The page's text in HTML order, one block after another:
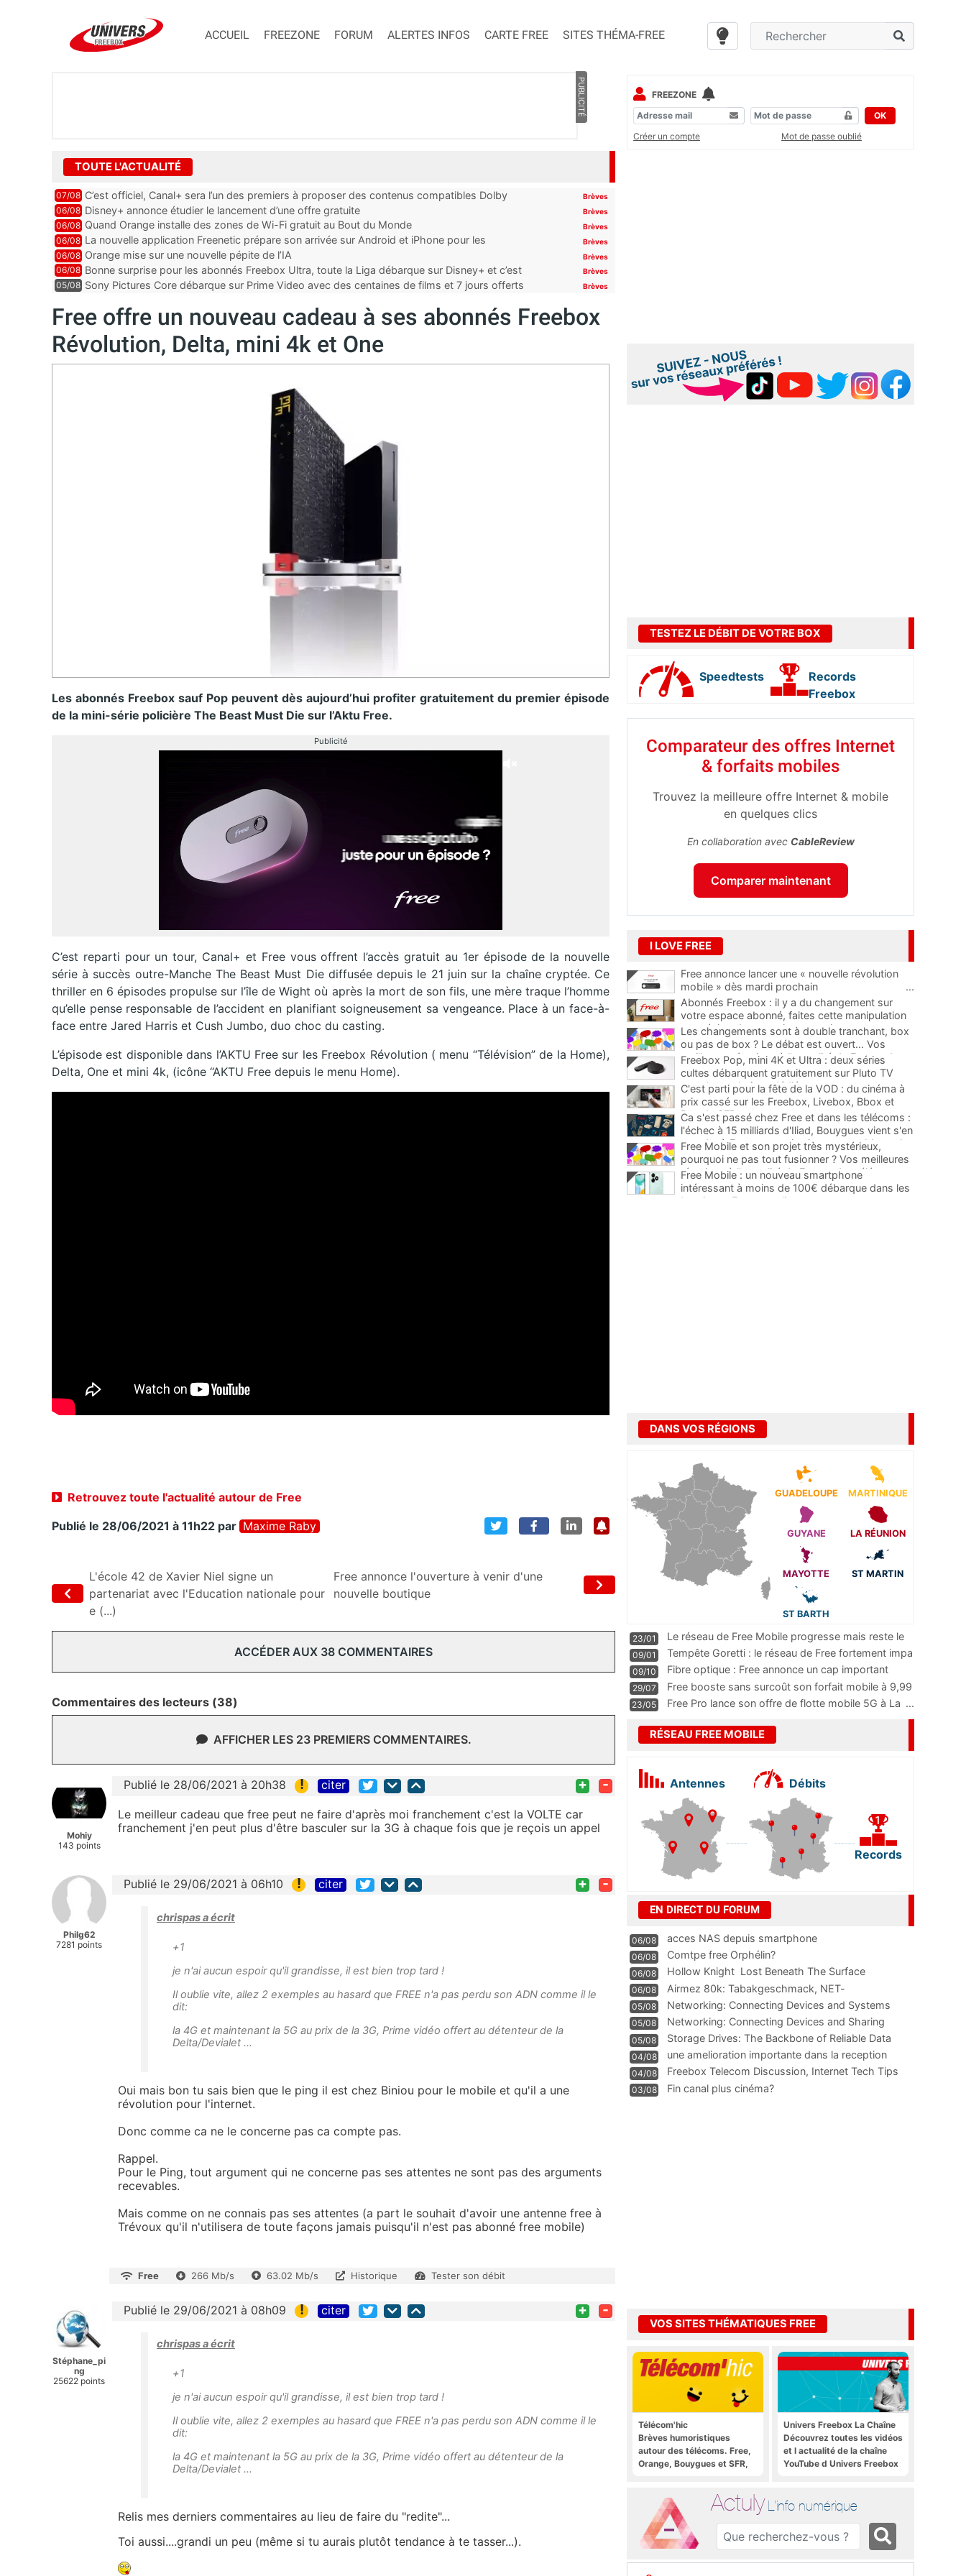
ACCUEIL FREEZONE FORUM ALERTES INFOS CARTE FREE SITES THÉMA-FREE
PUBLICITÉ
TOUTE L'ACTUALITÉ
07/08 C’est officiel, Canal+ sera l’un des premiers à proposer des contenus compatibles Dolby
Vision 2
Brèves
06/08 Disney+ annonce étudier le lancement d’une offre gratuite Brèves
06/08 Quand Orange installe des zones de Wi-Fi gratuit au Bout du Monde Brèves
06/08 La nouvelle application Freenetic prépare son arrivée sur Android et iPhone pour les
abonnés Freebox, testez la
Brèves
06/08 Orange mise sur une nouvelle pépite de l’IA Brèves
06/08 Bonne surprise pour les abonnés Freebox Ultra, toute la Liga débarque sur Disney+ et c’est
inclus
Brèves
05/08 Sony Pictures Core débarque sur Prime Video avec des centaines de films et 7 jours offerts Brèves
Free offre un nouveau cadeau à ses abonnés Freebox
Révolution, Delta, mini 4k et One
Les abonnés Freebox sauf Pop peuvent dès aujourd’hui profiter gratuitement du premier épisode
de la mini-série policière The Beast Must Die sur l’Aktu Free.
Publicité
C’est reparti pour un tour, Canal+ et Free vous offrent l’accès gratuit au 1er épisode de la nouvelle
série à succès outre-Manche The Beast Must Die diffusée depuis le 21 juin sur la chaîne cryptée. Ce
thriller en 6 épisodes propulse sur l’île de Wight où après la mort de son fils, une mère traque l’homme
qu’elle pense responsable de l’accident en planifiant soigneusement sa vengeance. Place à un face-à-
face entre Jared Harris et Cush Jumbo, duo choc du casting.
L’épisode est disponible dans l’AKTU Free sur les Freebox Révolution ( menu “Télévision” de la Home),
Delta, One et mini 4k, (icône “AKTU Free depuis le menu Home).
Retrouvez toute l'actualité autour de Free
Publié le 28/06/2021 à 11h22 par Maxime Raby
L'école 42 de Xavier Niel signe un
partenariat avec l'Education nationale pour
e (...)
Free annonce l'ouverture à venir d'une
nouvelle boutique
ACCÉDER AUX 38 COMMENTAIRES
Commentaires des lecteurs (38)
AFFICHER LES 23 PREMIERS COMMENTAIRES.
Mohiy
143 points
Publié le 28/06/2021 à 20h38 ! citer + -
Le meilleur cadeau que free peut ne faire d'après moi franchement c'est la VOLTE car
franchement j'en peut plus d'être basculer sur la 3G à chaque fois que je reçois un appel
Philg62
7281 points
Publié le 29/06/2021 à 06h10 ! citer + -
chrispas a écrit
+1
je n'ai aucun espoir qu'il grandisse, il est bien trop tard !
Il oublie vite, allez 2 exemples au hasard que FREE n'a pas perdu son ADN comme il le
dit:
la 4G et maintenant la 5G au prix de la 3G, Prime vidéo offert au détenteur de la
Delta/Devialet ...
Oui mais bon tu sais bien que le ping il est chez Biniou pour le mobile et qu'il a une
révolution pour l'internet.
Donc comme ca ne le concerne pas ca compte pas.
Rappel.
Pour le Ping, tout argument qui ne concerne pas ses attentes ne sont pas des arguments
recevables.
Mais comme on ne connais pas ses attentes (a part le souhait d'avoir une antenne free à
Trévoux qu'il n'utilisera de toute façons jamais puisqu'il n'est pas abonné free mobile)
Free 266 Mb/s 63.02 Mb/s Historique Tester son débit
Stéphane_pi
ng
25622 points
Publié le 29/06/2021 à 08h09 ! citer + -
chrispas a écrit
+1
je n'ai aucun espoir qu'il grandisse, il est bien trop tard !
Il oublie vite, allez 2 exemples au hasard que FREE n'a pas perdu son ADN comme il le
dit:
la 4G et maintenant la 5G au prix de la 3G, Prime vidéo offert au détenteur de la
Delta/Devialet ...
Relis mes derniers commentaires au lieu de faire du "redite"...
Toi aussi....grandi un peu (même si tu aurais plutôt tendance à te tasser...).
FREEZONE
OK
Créer un compte
Mot de passe oublié
TESTEZ LE DÉBIT DE VOTRE BOX
Speedtests
Records
Freebox
Comparateur des offres Internet
& forfaits mobiles
Trouvez la meilleure offre Internet & mobile
en quelques clics
En collaboration avec CableReview
Comparer maintenant
I LOVE FREE
Free annonce lancer une « nouvelle révolution
mobile » dès mardi prochain
...
Abonnés Freebox : il y a du changement sur
votre espace abonné, faites cette manipulation
pour éviter de mauvaises surprises
...
Les changements sont à double tranchant, box
ou pas de box ? Le débat est ouvert... Vos
meilleures réactions à l'actualité de Free et des
télécoms
Freebox Pop, mini 4K et Ultra : deux séries
cultes débarquent gratuitement sur Pluto TV
avec leurs chaînes dédiées
C'est parti pour la fête de la VOD : du cinéma à
prix cassé sur les Freebox, Livebox, Bbox et
Box de SFR
...
Ca s'est passé chez Free et dans les télécoms :
l'échec à 15 milliards d'Iliad, Bouygues vient s'en
prendre à Free, un service incontournable sur les
Freebox...
...
Free Mobile et son projet très mystérieux,
pourquoi ne pas tout fusionner ? Vos meilleures
réactions à l'actualité de Free et des télécoms
Free Mobile : un nouveau smartphone
intéressant à moins de 100€ débarque dans les
boutiques Free et en ligne
DANS VOS RÉGIONS
GUADELOUPE MARTINIQUE
GUYANE LA RÉUNION
MAYOTTE ST MARTIN
ST BARTH
23/01
Le réseau de Free Mobile progresse mais reste le
m
...
09/01
Tempête Goretti : le réseau de Free fortement impa
09/10
Fibre optique : Free annonce un cap important
pass
...
29/07
Free booste sans surcoût son forfait mobile à 9,99
23/05 Free Pro lance son offre de flotte mobile 5G à La ...
RÉSEAU FREE MOBILE
Antennes Débits
Records
EN DIRECT DU FORUM
06/08 acces NAS depuis smartphone
06/08 Comtpe free Orphélin?
06/08 Hollow Knight  Lost Beneath The Surface
06/08
Airmez 80k: Tabakgeschmack, NET-
Technologie und Leistung im
05/08 Networking: Connecting Devices and Systems
05/08
Networking: Connecting Devices and Sharing
Information
05/08
Storage Drives: The Backbone of Reliable Data
Management
04/08
une amelioration importante dans la reception
WIFI
04/08
Freebox Telecom Discussion, Internet Tech Tips
Communi
03/08 Fin canal plus cinéma?
VOS SITES THÉMATIQUES FREE
Télécom'hic
Brèves humoristiques
autour des télécoms. Free,
Orange, Bouygues et SFR,
Univers Freebox La Chaîne
Découvrez toutes les vidéos
et l actualité de la chaîne
YouTube d Univers Freebox
Actuly L'info numérique